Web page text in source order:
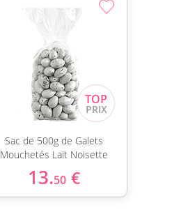
Sac de 500g de Galets
Mouchetés Lait Noisette
13.50 €